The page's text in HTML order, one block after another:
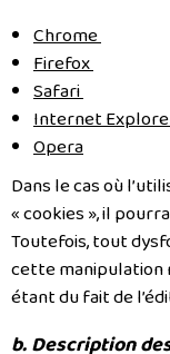
Chrome
Firefox
Safari
Internet
Opera
Dans le cas où
« cookies », il
Toutefois, tout
cette manipulation
étant du fait de
b. Description